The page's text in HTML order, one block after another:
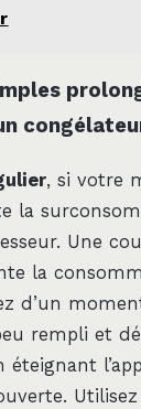
, si votre
la
Une
la
d’un
rempli et
Utilisez